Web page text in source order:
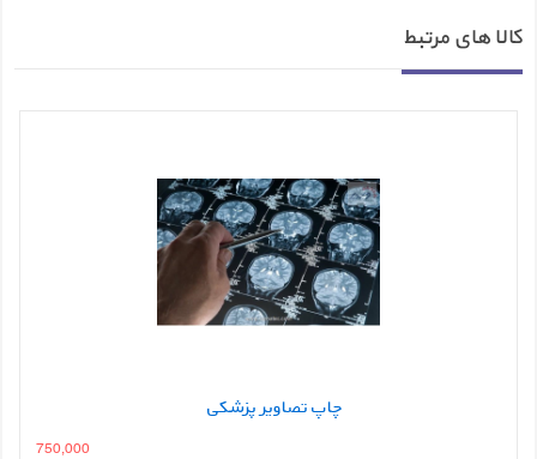
کالا های مرتبط
چاپ تصاویر پزشکی
750,000